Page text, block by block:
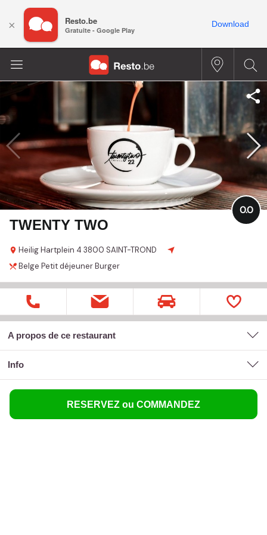
TWENTY TWO
Heilig Hartplein 4 3800 SAINT-TROND
0.0
Belge Petit déjeunerBurger
A propos de ce restaurant
Info
RESERVEZ ou COMMANDEZ
× Resto.be
Gratuite - Google Play
Download